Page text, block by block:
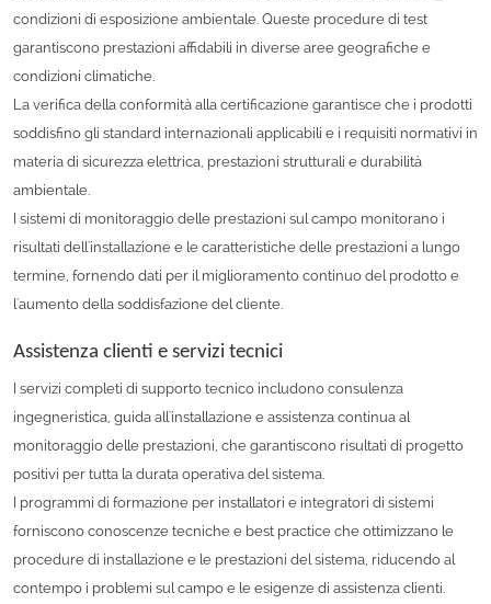
condizioni di esposizione ambientale. Queste procedure di test
garantiscono prestazioni affidabili in diverse aree geografiche e
condizioni climatiche.
La verifica della conformità alla certificazione garantisce che i prodotti
soddisfino gli standard internazionali applicabili e i requisiti normativi in
​​materia di sicurezza elettrica, prestazioni strutturali e durabilità
ambientale.
I sistemi di monitoraggio delle prestazioni sul campo monitorano i
risultati dell'installazione e le caratteristiche delle prestazioni a lungo
termine, fornendo dati per il miglioramento continuo del prodotto e
l'aumento della soddisfazione del cliente.
Assistenza clienti e servizi tecnici
I servizi completi di supporto tecnico includono consulenza
ingegneristica, guida all'installazione e assistenza continua al
monitoraggio delle prestazioni, che garantiscono risultati di progetto
positivi per tutta la durata operativa del sistema.
I programmi di formazione per installatori e integratori di sistemi
forniscono conoscenze tecniche e best practice che ottimizzano le
procedure di installazione e le prestazioni del sistema, riducendo al
contempo i problemi sul campo e le esigenze di assistenza clienti.